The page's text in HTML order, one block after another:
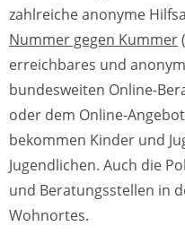
zahlreiche anonyme
Nummer gegen Kummer
erreichbares und
bundesweiten Online-
oder dem Online-Angebot
bekommen Kinder und
Jugendlichen. Auch die
und Beratungsstellen in
Wohnortes.